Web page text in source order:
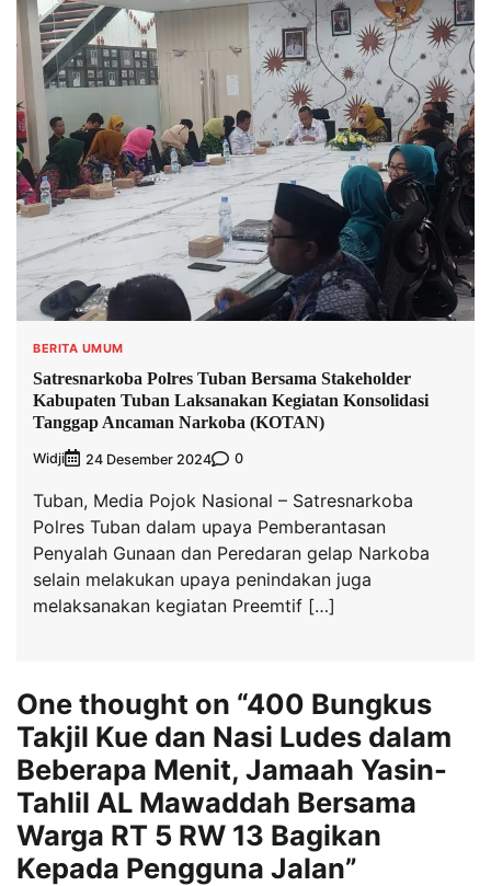
BERITA UMUM
Satresnarkoba Polres Tuban Bersama Stakeholder
Kabupaten Tuban Laksanakan Kegiatan Konsolidasi
Tanggap Ancaman Narkoba (KOTAN)
Widji 24 Desember 2024 0
Tuban, Media Pojok Nasional – Satresnarkoba
Polres Tuban dalam upaya Pemberantasan
Penyalah Gunaan dan Peredaran gelap Narkoba
selain melakukan upaya penindakan juga
melaksanakan kegiatan Preemtif […]
One thought on “400 Bungkus
Takjil Kue dan Nasi Ludes dalam
Beberapa Menit, Jamaah Yasin-
Tahlil AL Mawaddah Bersama
Warga RT 5 RW 13 Bagikan
Kepada Pengguna Jalan”